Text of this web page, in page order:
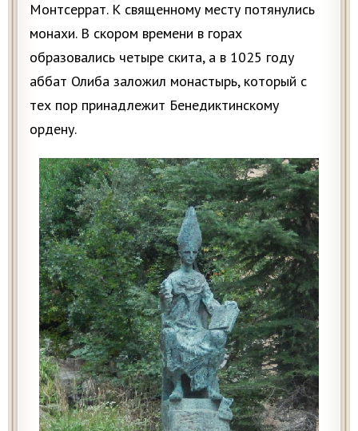
Монтсеррат. К священному месту потянулись
монахи. В скором времени в горах
образовались четыре скита, а в 1025 году
аббат Олиба заложил монастырь, который с
тех пор принадлежит Бенедиктинскому
ордену.